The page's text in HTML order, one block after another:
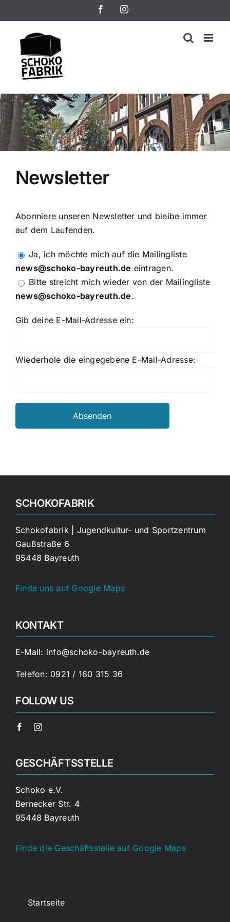
Inhalt
springen
FacebookInstagram
Newsletter
Abonniere unseren Newsletter und bleibe immer
auf dem Laufenden.
Ja, ich möchte mich auf die Mailingliste
news@schoko-bayreuth.de eintragen.
Bitte streicht mich wieder von der Mailingliste
news@schoko-bayreuth.de.
Gib deine E-Mail-Adresse ein:
Wiederhole die eingegebene E-Mail-Adresse:
SCHOKOFABRIK
Schokofabrik | Jugendkultur- und Sportzentrum
Gaußstraße 6
95448 Bayreuth
Finde uns auf Google Maps
KONTAKT
E-Mail: info@schoko-bayreuth.de
Telefon: 0921 / 160 315 36
FOLLOW US
GESCHÄFTSSTELLE
Schoko e.V.
Bernecker Str. 4
95448 Bayreuth
Finde die Geschäftsstelle auf Google Maps
Startseite